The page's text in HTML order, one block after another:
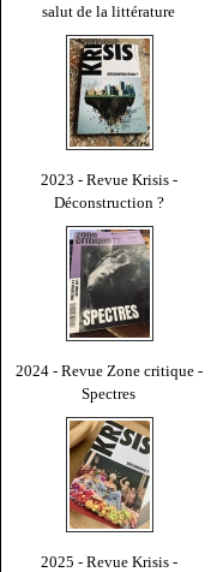
salut de la littérature
2023 - Revue Krisis -
Déconstruction ?
2024 - Revue Zone critique -
Spectres
2025 - Revue Krisis -